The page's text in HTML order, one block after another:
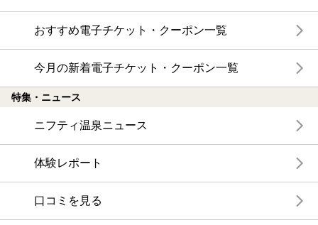
おすすめ電子チケット・クーポン一覧
今月の新着電子チケット・クーポン一覧
特集・ニュース
ニフティ温泉ニュース
体験レポート
口コミを見る